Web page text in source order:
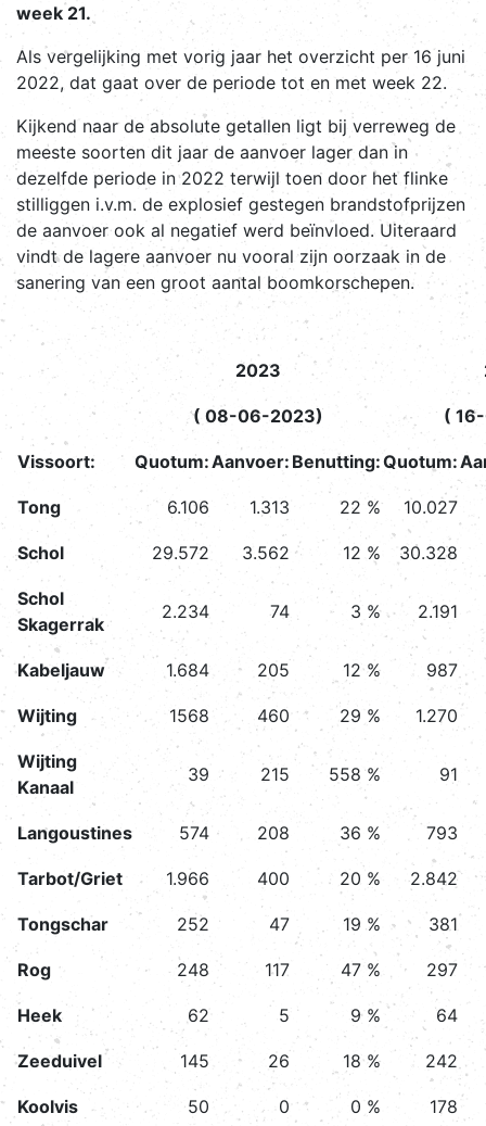
week 21.
Als vergelijking met vorig jaar het overzicht per 16 juni
2022, dat gaat over de periode tot en met week 22.
Kijkend naar de absolute getallen ligt bij verreweg de
meeste soorten dit jaar de aanvoer lager dan in
dezelfde periode in 2022 terwijl toen door het flinke
stilliggen i.v.m. de explosief gestegen brandstofprijzen
de aanvoer ook al negatief werd beïnvloed. Uiteraard
vindt de lagere aanvoer nu vooral zijn oorzaak in de
sanering van een groot aantal boomkorschepen.
2023
( 08-06-2023) (
Vissoort: Quotum:Aanvoer: Benutting:Quotum:
Tong 6.106 1.313 22 % 10.027
Schol 29.572 3.562 12 % 30.328
Schol
Skagerrak
2.234 74 3 % 2.191
Kabeljauw 1.684 205 12 % 987
Wijting 1568 460 29 % 1.270
Wijting
Kanaal
39 215 558 % 91
Langoustines 574 208 36 % 793
Tarbot/Griet 1.966 400 20 % 2.842
Tongschar 252 47 19 % 381
Rog 248 117 47 % 297
Heek 62 5 9 % 64
Zeeduivel 145 26 18 % 242
Koolvis 50 0 0 % 178